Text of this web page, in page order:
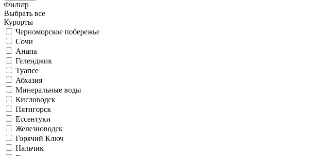
Фильтр
Выбрать все
Курорты
Черноморское побережье
Сочи
Анапа
Геленджик
Туапсе
Абхазия
Минеральные воды
Кисловодск
Пятигорск
Ессентуки
Железноводск
Горячий Ключ
Нальчик